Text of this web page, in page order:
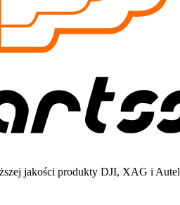
jakości produkty DJI, XAG i Autel